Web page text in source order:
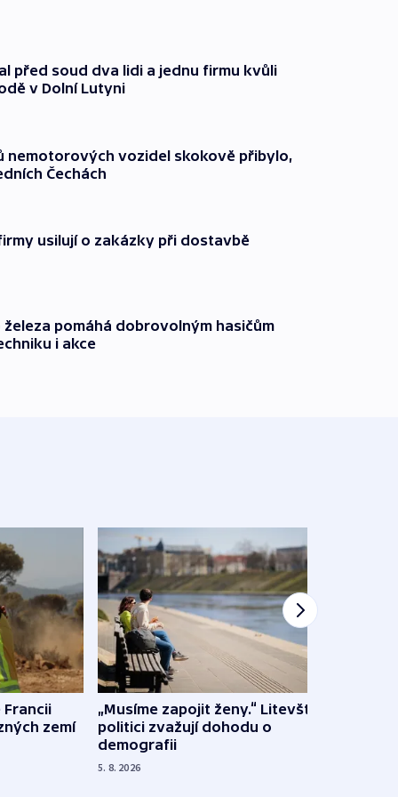
před soud dva lidi a jednu firmu kvůli
v Dolní Lutyni
nemotorových vozidel skokově přibylo,
Čechách
usilují o zakázky při dostavbě
železa pomáhá dobrovolným hasičům
i akce
Francii
zemí
„Musíme zapojit ženy.“ Litevští
politici zvažují dohodu o
demografii
5. 8. 2026